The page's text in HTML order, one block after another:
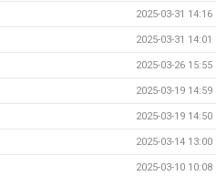
2025-03-31 14:16
2025-03-31 14:01
2025-03-26 15:55
2025-03-19 14:59
2025-03-19 14:50
2025-03-14 13:00
2025-03-10 10:08